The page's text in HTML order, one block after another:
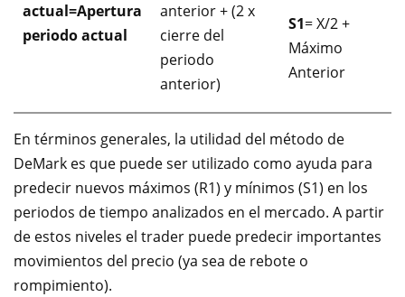
actual=Apertura
periodo actual
anterior + (2 x
cierre del
periodo
anterior)
S1= X/2 +
Máximo
Anterior
En términos generales, la utilidad del método de
DeMark es que puede ser utilizado como ayuda para
predecir nuevos máximos (R1) y mínimos (S1) en los
periodos de tiempo analizados en el mercado. A partir
de estos niveles el trader puede predecir importantes
movimientos del precio (ya sea de rebote o
rompimiento).